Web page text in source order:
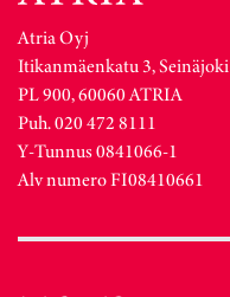
Atria Oyj
Itikanmäenkatu 3, Seinäjoki
PL 900, 60060 ATRIA
Puh. 020 472 8111
Y-Tunnus 0841066-1
Alv numero FI08410661